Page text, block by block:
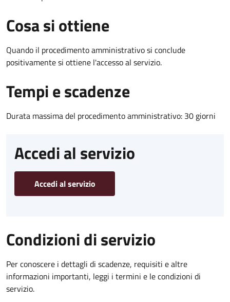
Cosa si ottiene
Quando il procedimento amministrativo si conclude
positivamente si ottiene l'accesso al servizio.
Tempi e scadenze
Durata massima del procedimento amministrativo: 30 giorni
Accedi al servizio
Accedi al servizio
Condizioni di servizio
Per conoscere i dettagli di scadenze, requisiti e altre
informazioni importanti, leggi i termini e le condizioni di
servizio.